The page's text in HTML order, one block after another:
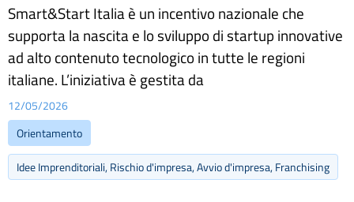
Smart&Start Italia è un incentivo nazionale che
supporta la nascita e lo sviluppo di startup innovative
ad alto contenuto tecnologico in tutte le regioni
italiane. L’iniziativa è gestita da
12/05/2026
Orientamento
Idee Imprenditoriali, Rischio d'impresa, Avvio d'impresa, Franchising